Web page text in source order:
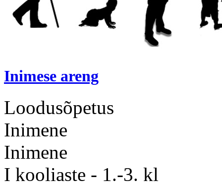
Inimese areng
Loodusõpetus
Inimene
Inimene
I kooliaste - 1.-3. kl